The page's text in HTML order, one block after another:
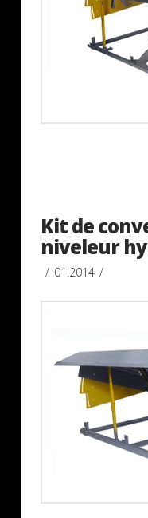
Kit de
niveleur
01.2014